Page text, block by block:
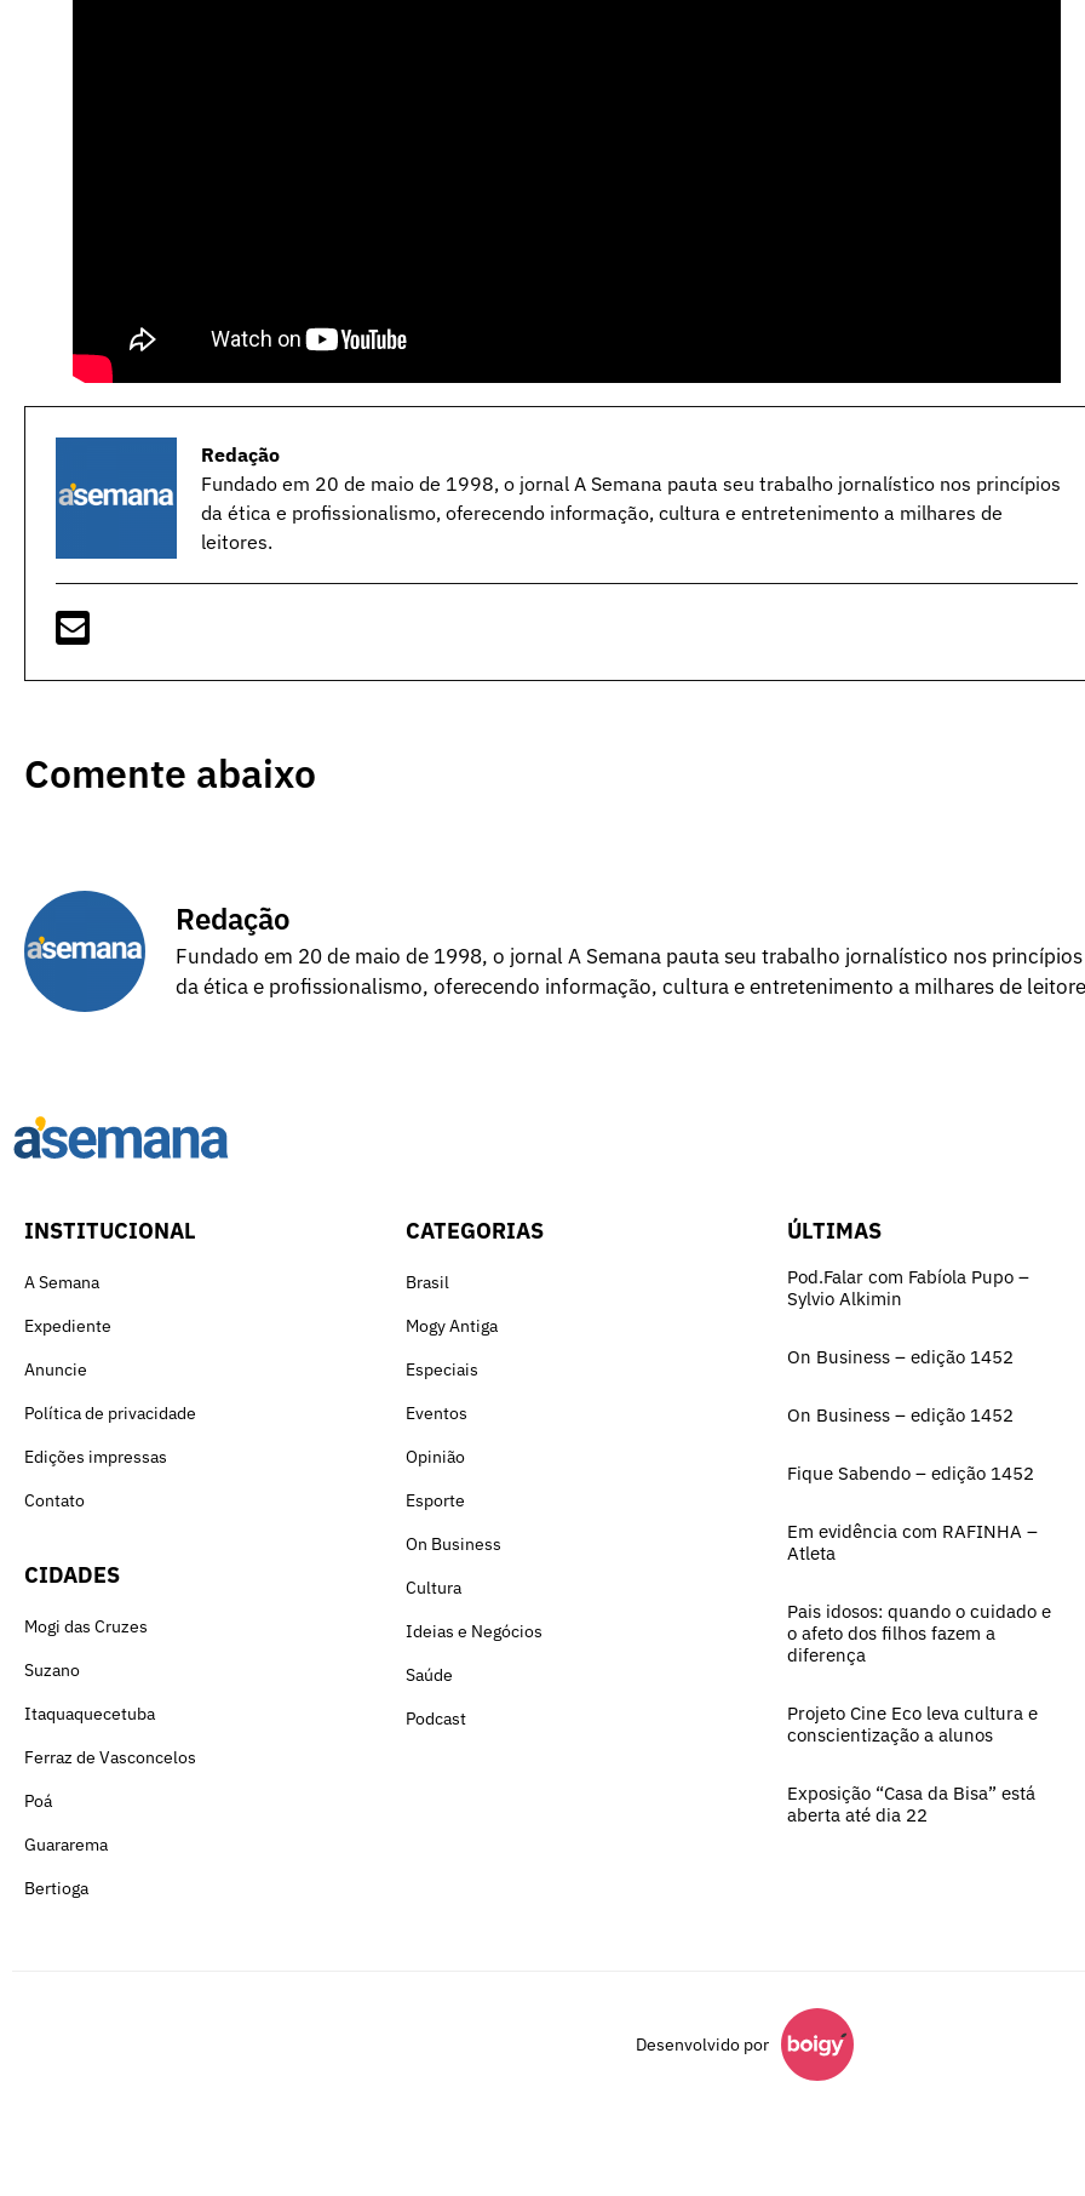
Redação
Fundado em 20 de maio de 1998, o jornal A Semana pauta seu trabalho jornalístico nos princípios
da ética e profissionalismo, oferecendo informação, cultura e entretenimento a milhares de
leitores.
Comente abaixo
Redação
Fundado em 20 de maio de 1998, o jornal A Semana pauta seu trabalho jornalístico nos princípios
da ética e profissionalismo, oferecendo informação, cultura e entretenimento a milhares de
INSTITUCIONAL
A Semana
Expediente
Anuncie
Política de privacidade
Edições impressas
Contato
CIDADES
Mogi das Cruzes
Suzano
Itaquaquecetuba
Ferraz de Vasconcelos
Poá
Guararema
Bertioga
CATEGORIAS
Brasil
Mogy Antiga
Especiais
Eventos
Opinião
Esporte
On Business
Cultura
Ideias e Negócios
Saúde
Podcast
ÚLTIMAS
Pod.Falar com Fabíola Pupo –
Sylvio Alkimin
On Business – edição 1452
On Business – edição 1452
Fique Sabendo – edição 1452
Em evidência com RAFINHA –
Atleta
Pais idosos: quando o cuidado e
o afeto dos filhos fazem a
diferença
Projeto Cine Eco leva cultura e
conscientização a alunos
Exposição “Casa da Bisa” está
aberta até dia 22
Desenvolvido por